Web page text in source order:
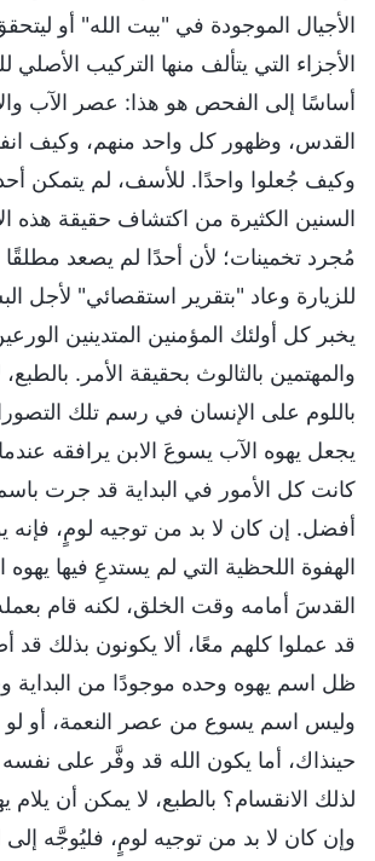
الأجيال الموجودة في "بيت الله" أو
الأجزاء التي يتألف منها التركيب الأصلي
أساسًا إلى الفحص هو هذا: عصر الآب
القدس، وظهور كل واحد منهم، وكيف
وكيف جُعلوا واحدًا. للأسف، لم يتمكن
السنين الكثيرة من اكتشاف حقيقة هذه
مُجرد تخمينات؛ لأن أحدًا لم يصعد مطلقًا
للزيارة وعاد "بتقرير استقصائي" لأجل
يخبر كل أولئك المؤمنين المتدينين
والمهتمين بالثالوث بحقيقة الأمر.
باللوم على الإنسان في رسم تلك
يجعل يهوه الآب يسوعَ الابن يرافقه
كانت كل الأمور في البداية قد جرت
أفضل. إن كان لا بد من توجيه لومٍ، فإنه
الهفوة اللحظية التي لم يستدعِ فيها يهوه
القدسَ أمامه وقت الخلق، لكنه قام
قد عملوا كلهم معًا، ألا يكونون بذلك قد
ظل اسم يهوه وحده موجودًا من البداية
وليس اسم يسوع من عصر النعمة، أو
حينذاك، أما يكون الله قد وفَّر على نفسه
لذلك الانقسام؟ بالطبع، لا يمكن أن
وإن كان لا بد من توجيه لومٍ، فليُوجَّه